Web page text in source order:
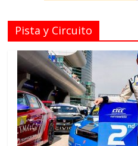
Pista y Circuito